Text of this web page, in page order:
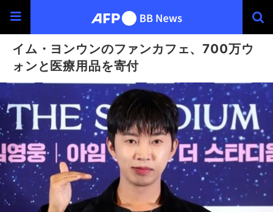
イム・ヨンウンのファンカフェ、700万ウ
ォンと医療用品を寄付